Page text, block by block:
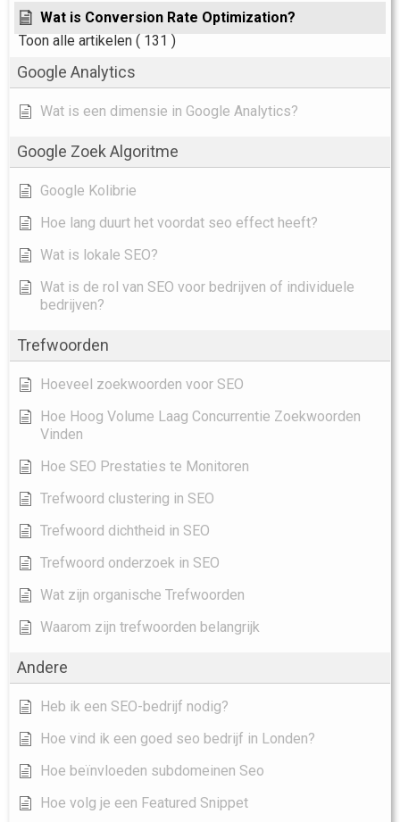
Wat is Conversion Rate Optimization?
Toon alle artikelen ( 131 )
Google Analytics
Wat is een dimensie in Google Analytics?
Google Zoek Algoritme
Google Kolibrie
Hoe lang duurt het voordat seo effect heeft?
Wat is lokale SEO?
Wat is de rol van SEO voor bedrijven of individuele
bedrijven?
Trefwoorden
Hoeveel zoekwoorden voor SEO
Hoe Hoog Volume Laag Concurrentie Zoekwoorden
Vinden
Hoe SEO Prestaties te Monitoren
Trefwoord clustering in SEO
Trefwoord dichtheid in SEO
Trefwoord onderzoek in SEO
Wat zijn organische Trefwoorden
Waarom zijn trefwoorden belangrijk
Andere
Heb ik een SEO-bedrijf nodig?
Hoe vind ik een goed seo bedrijf in Londen?
Hoe beïnvloeden subdomeinen Seo
Hoe volg je een Featured Snippet